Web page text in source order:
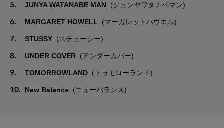
5. JUNYA WATANABE MAN (ジュンヤワタナベマン)
6. MARGARET HOWELL (マーガレットハウエル)
7. STUSSY (ステューシー)
8. UNDER COVER (アンダーカバー)
9. TOMORROWLAND (トゥモローランド)
10. New Balance (ニューバランス)